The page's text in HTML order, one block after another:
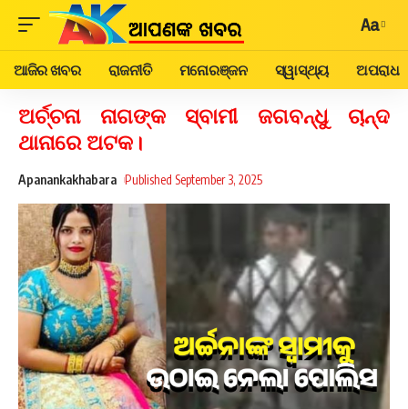
Aa
ଆଜିର ଖବର ରାଜନୀତି ମନୋରଞ୍ଜନ ସ୍ୱାସ୍ଥ୍ୟ ଅପରାଧ
ଅର୍ଚ୍ଚନା ନାଗଙ୍କ ସ୍ବାମୀ ଜଗବନ୍ଧୁ ଚାନ୍ଦ
ଥାନାରେ ଅଟକ।
Apanankakhabara Published September 3, 2025